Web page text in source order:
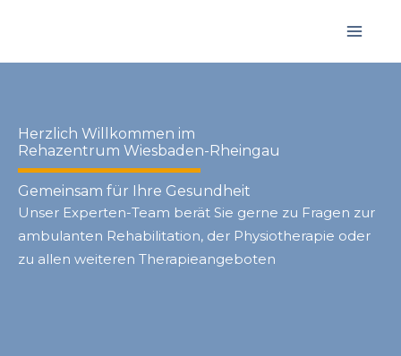
Herzlich Willkommen im
Rehazentrum Wiesbaden-Rheingau
Gemeinsam für Ihre Gesundheit
Unser Experten-Team berät Sie gerne zu Fragen zur
ambulanten Rehabilitation, der Physiotherapie oder
zu allen weiteren Therapieangeboten